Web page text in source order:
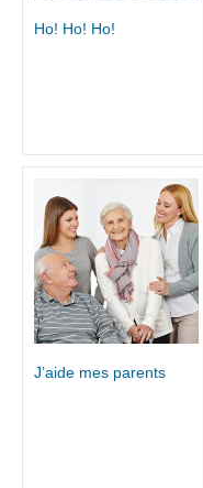
Ho! Ho! Ho!
J’aide mes parents